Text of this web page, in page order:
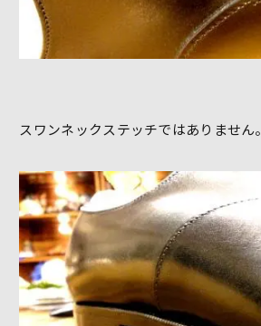
スワンネックステッチではありません。